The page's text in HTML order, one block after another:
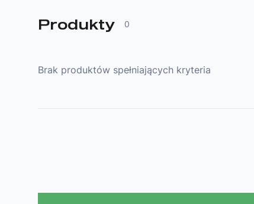
Produkty 0
Brak produktów spełniających kryteria